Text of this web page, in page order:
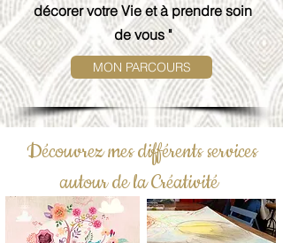
Découvrez mes différents services
autour de la Créativité
décorer votre Vie et à prendre soin
de vous "
MON PARCOURS